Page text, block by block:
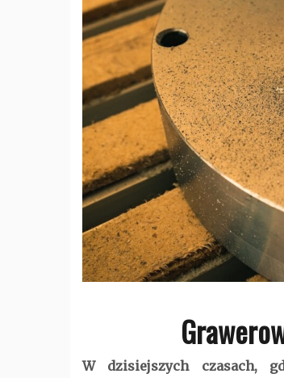
W dzisiejszych czasach,